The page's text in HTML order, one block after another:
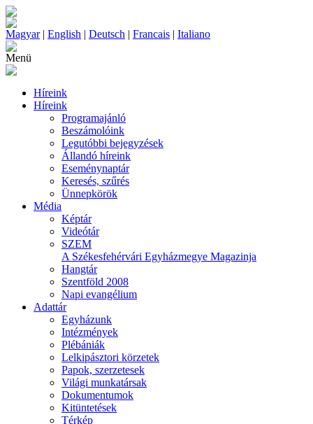
Magyar| English | Deutsch | Francais | Italiano
Menü
Híreink
Híreink
Programajánló
Beszámolóink
Legutóbbi bejegyzések
Állandó híreink
Eseménynaptár
Keresés, szűrés
Ünnepkörök
Média
Képtár
Videótár
SZEM
A Székesfehérvári Egyházmegye Magazinja
Hangtár
Szentföld 2008
Napi evangélium
Adattár
Egyházunk
Intézmények
Plébániák
Lelkipásztori körzetek
Papok, szerzetesek
Világi munkatársak
Dokumentumok
Kitüntetések
Térkép